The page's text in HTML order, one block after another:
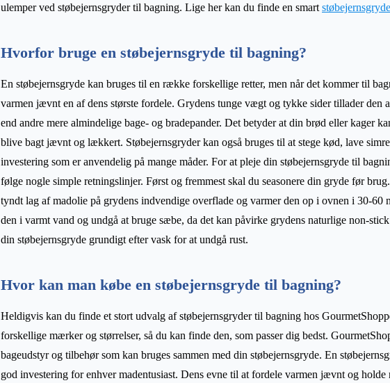
ulemper ved støbejernsgryder til bagning. Lige her kan du finde en smart
Hvorfor bruge en støbejernsgryde til bagning?
En støbejernsgryde kan bruges til en række forskellige retter, men når det kommer til
varmen jævnt en af dens største fordele. Grydens tunge vægt og tykke sider tillader den
end andre mere almindelige bage- og bradepander. Det betyder at din brød eller kager
blive bagt jævnt og lækkert. Støbejernsgryder kan også bruges til at stege kød, lave
investering som er anvendelig på mange måder. For at pleje din støbejernsgryde til
følge nogle simple retningslinjer. Først og fremmest skal du seasonere din gryde før
tyndt lag af madolie på grydens indvendige overflade og varmer den op i ovnen i 30-60
den i varmt vand og undgå at bruge sæbe, da det kan påvirke grydens naturlige non-
din støbejernsgryde grundigt efter vask for at undgå rust.
Hvor kan man købe en støbejernsgryde til bagning?
Heldigvis kan du finde et stort udvalg af støbejernsgryder til bagning hos
forskellige mærker og størrelser, så du kan finde den, som passer dig bedst.
bageudstyr og tilbehør som kan bruges sammen med din støbejernsgryde. En
god investering for enhver madentusiast. Dens evne til at fordele varmen jævnt og